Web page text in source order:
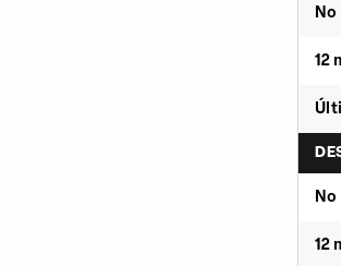
12
12